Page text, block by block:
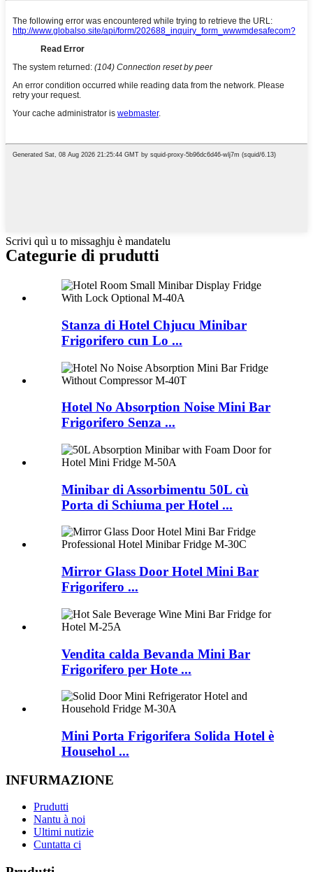
Scrivi quì u to missaghju è mandatelu
Categurie di prudutti
Stanza di Hotel Chjucu Minibar
Frigorifero cun Lo ...
Hotel No Absorption Noise Mini Bar
Frigorifero Senza ...
Minibar di Assorbimentu 50L cù
Porta di Schiuma per Hotel ...
Mirror Glass Door Hotel Mini Bar
Frigorifero ...
Vendita calda Bevanda Mini Bar
Frigorifero per Hote ...
Mini Porta Frigorifera Solida Hotel è
Househol ...
INFURMAZIONE
Prudutti
Nantu à noi
Ultimi nutizie
Cuntatta ci